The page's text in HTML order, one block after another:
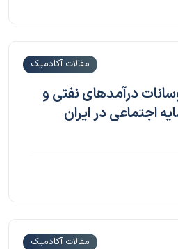
مقالات آکادمیک
درآمدهای نفتی و
اجتماعی در ایران
مقالات آکادمیک